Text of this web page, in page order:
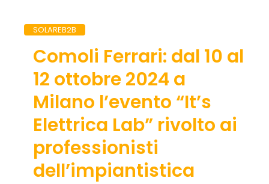
SOLAREB2B
Comoli Ferrari: dal 10 al
12 ottobre 2024 a
Milano l’evento “It’s
Elettrica Lab” rivolto ai
professionisti
dell’impiantistica